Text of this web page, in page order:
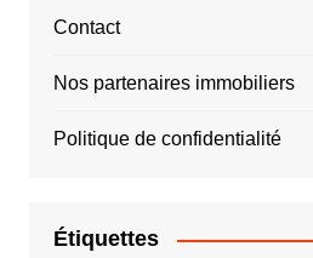
Contact
Nos partenaires immobiliers
Politique de confidentialité
Étiquettes